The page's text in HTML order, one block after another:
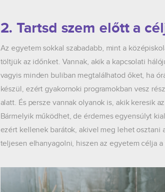
2. Tartsd szem előtt a
Az egyetem sokkal szabadabb, mint a
töltjük az időnket. Vannak, akik a kapcsolati
vagyis minden buliban megtalálhatod őket, ha
készül, ezért gyakornoki programokban vesz
alatt. És persze vannak olyanok is, akik keresik
Bármelyik működhet, de érdemes egyensúlyt
ezért kellenek barátok, akivel meg lehet
teljesen elhanyagolni, hiszen az egyetem célja a